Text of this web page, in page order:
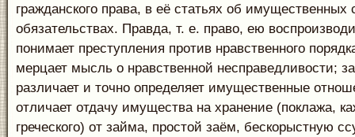
гражданского права, в её статьях об имущественных
обязательствах. Правда, т. е. право, ею
понимает преступления против нравственного
мерцает мысль о нравственной несправедливости;
различает и точно определяет имущественные
отличает отдачу имущества на хранение (поклажа,
греческого) от займа, простой заём, бескорыстную